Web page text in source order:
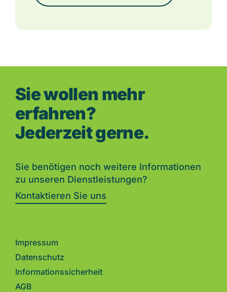
Sie wollen mehr
erfahren?
Jederzeit gerne.
Sie benötigen noch weitere Informationen
zu unseren Dienstleistungen?
Kontaktieren Sie uns
Impressum
Datenschutz
Informationssicherheit
AGB